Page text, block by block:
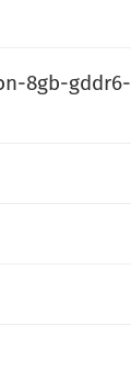
8gb-gddr6-